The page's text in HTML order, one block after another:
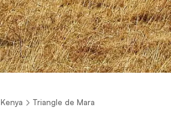
Kenya Triangle de Mara